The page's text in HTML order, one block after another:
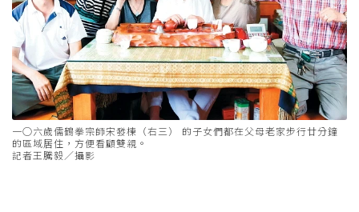
一○六歲儒鶴拳宗師宋發棟（右三） 的子女們都在父母老家步行廿分鐘
的區域居住，方便看顧雙親。
記者王騰毅／攝影